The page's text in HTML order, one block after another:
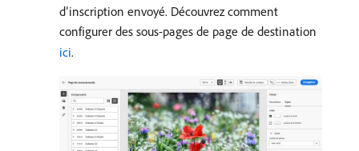
dʼinscription envoyé. Découvrez comment
configurer des sous-pages de page de destination
ici.